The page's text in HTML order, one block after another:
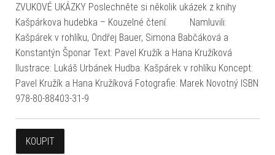
ZVUKOVÉ UKÁZKY Poslechněte si několik ukázek z knihy
Kašpárkova hudebka – Kouzelné čtení. Namluvili:
Kašpárek v rohlíku, Ondřej Bauer, Simona Babčáková a
Konstantýn Šponar Text: Pavel Kružík a Hana Kružíková
Ilustrace: Lukáš Urbánek Hudba: Kašpárek v rohlíku Koncept:
Pavel Kružík a Hana Kružíková Fotografie: Marek Novotný ISBN
978-80-88403-31-9
KOUPIT